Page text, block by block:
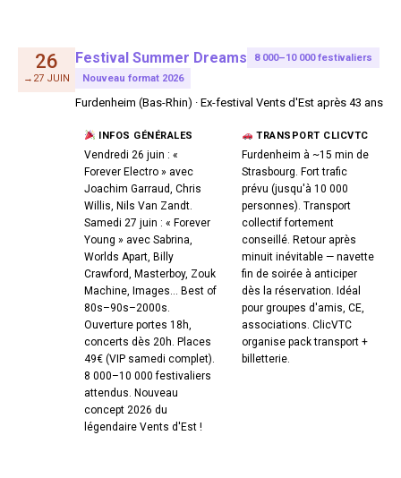
26
→27 JUIN
Festival Summer Dreams
8 000–10 000 festivaliers
Nouveau format 2026
Furdenheim (Bas-Rhin) · Ex-festival Vents d'Est après 43 ans
INFOS GÉNÉRALES
Vendredi 26 juin : «
Forever Electro » avec
Joachim Garraud, Chris
Willis, Nils Van Zandt.
Samedi 27 juin : « Forever
Young » avec Sabrina,
Worlds Apart, Billy
Crawford, Masterboy, Zouk
Machine, Images… Best of
80s–90s–2000s.
Ouverture portes 18h,
concerts dès 20h. Places
49€ (VIP samedi complet).
8 000–10 000 festivaliers
attendus. Nouveau
concept 2026 du
légendaire Vents d'Est !
TRANSPORT CLICVTC
Furdenheim à ~15 min de
Strasbourg. Fort trafic
prévu (jusqu'à 10 000
personnes). Transport
collectif fortement
conseillé. Retour après
minuit inévitable — navette
fin de soirée à anticiper
dès la réservation. Idéal
pour groupes d'amis, CE,
associations. ClicVTC
organise pack transport +
billetterie.